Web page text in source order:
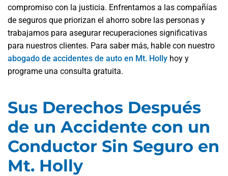
compromiso con la justicia. Enfrentamos a las compañías
de seguros que priorizan el ahorro sobre las personas y
trabajamos para asegurar recuperaciones significativas
para nuestros clientes. Para saber más, hable con nuestro
abogado de accidentes de auto en Mt. Holly hoy y
programe una consulta gratuita.
Sus Derechos Después
de un Accidente con un
Conductor Sin Seguro en
Mt. Holly